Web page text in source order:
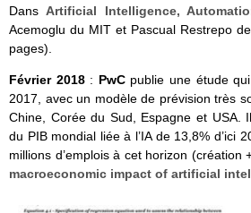
DansArtificial Intelligence,
Acemoglu du MIT et Pascual Restrepo
pages).
Février 2018 : PwCpublie une étude
2017, avec un modèle de prévision très
Chine, Corée du Sud, Espagne et USA.
du PIB mondial liée à l’IA de 13,8% d’ici
millions d’emplois à cet horizon (création
macroeconomic impact of artificial